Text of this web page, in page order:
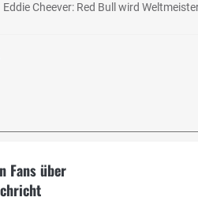
Eddie Cheever: Red Bull wird
Fans über